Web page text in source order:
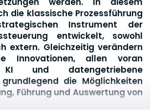
die klassische Prozessführung
Instrument der
entwickelt, sowohl
extern. Gleichzeitig verändern
Innovationen, allen voran
KI und datengetriebene
die Möglichkeiten
Führung und Auswertung von